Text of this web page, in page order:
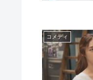
コメディ